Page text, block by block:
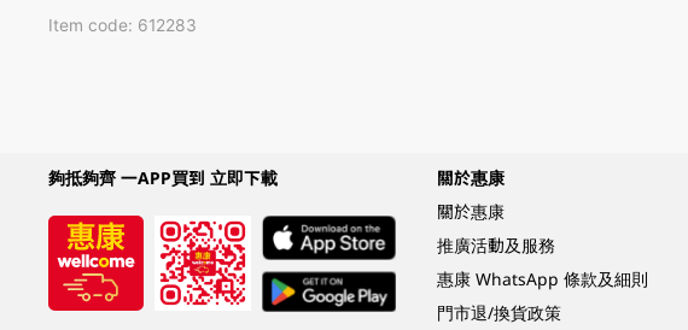
Item code: 612283
夠抵夠齊 一APP買到 立即下載
關於惠康
關於惠康
推廣活動及服務
惠康 WhatsApp 條款及細則
門市退/換貨政策